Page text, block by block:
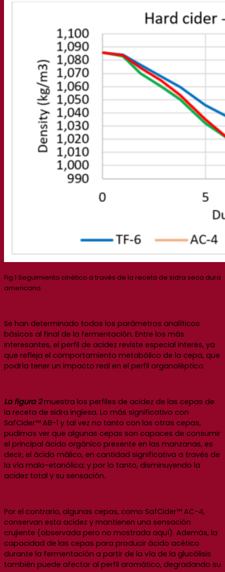
Fig.1 Seguimiento cinético a través de la receta de sidra seca dura
americana.
Se han determinado todos los parámetros analíticos
básicos al final de la fermentación. Entre los más
interesantes, el perfil de acidez reviste especial interés, ya
que refleja el comportamiento metabólico de la cepa, que
podría tener un impacto real en el perfil organoléptico.
La figura 2muestra los perfiles de acidez de las cepas de
la receta de sidra inglesa. Lo más significativo con
SafCider™ AB-1 y tal vez no tanto con las otras cepas,
pudimos ver que algunas cepas son capaces de consumir
el principal ácido orgánico presente en las manzanas, es
decir, el ácido málico, en cantidad significativa a través de
la vía malo-etanólica; y por lo tanto, disminuyendo la
acidez total y su sensación.
Por el contrario, algunas cepas, como SafCider™ AC-4,
conservan esta acidez y mantienen una sensación
crujiente (observada pero no mostrada aquí). Además, la
capacidad de las cepas para producir ácido acético
durante la fermentación a partir de la vía de la glucólisis
también puede afectar al perfil aromático, degradando su